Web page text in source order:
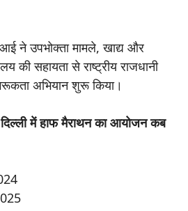
ने उपभोक्ता मामले, खाद्य और
की सहायता से राष्ट्रीय राजधानी
अभियान शुरू किया।
दिल्ली में हाफ मैराथन का आयोजन कब